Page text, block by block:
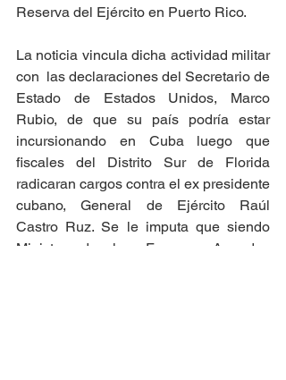
Reserva del Ejército en Puerto Rico.
La noticia vincula dicha actividad militar
con  las declaraciones del Secretario de
Estado de Estados Unidos, Marco
Rubio, de que su país podría estar
incursionando en Cuba luego que
fiscales del Distrito Sur de Florida
radicaran cargos contra el ex presidente
cubano, General de Ejército Raúl
Castro Ruz. Se le imputa que siendo
Ministro de las Fuerzas Armadas